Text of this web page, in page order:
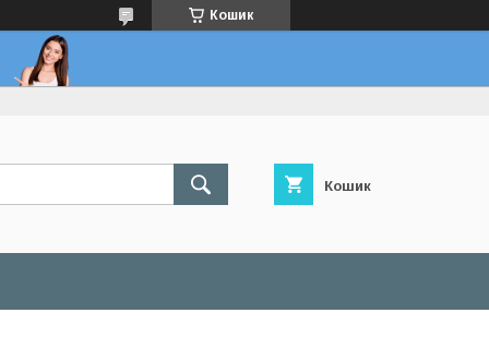
Кошик
Кошик